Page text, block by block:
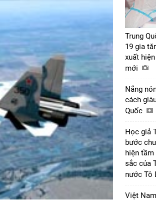
Trung
19 gia
xuất
mới
Nắng
cách
Quốc
Học giả
bước
hiện
sắc của
nước Tô
Việt